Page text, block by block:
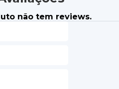
não tem reviews.